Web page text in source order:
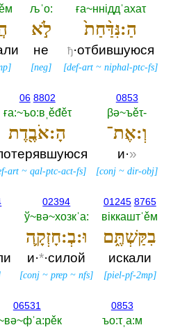
ға~ннiддˈахаτ
הַ:נִּדַּ֨חַת֙
ђ·отбившуюся
[def-art ~niphal-ptc-fs]
љˈо:‎
לֹ֣א
не
[neg]
]
0853
βә~ъěτ-‎
וְ:אֶת־
и·»
[conj ~dir-obj]
06 8802
ға:~ъо:вˌěđěτ
הָ:אֹבֶ֖דֶת
art~ qal-ptc-act-fs]
01245 8765
вiккаштˈěм
בִקַּשְׁתֶּ֑ם
искали
[piel-pf-2mp]
02394
ў~вә~хозкˈа:‎
וּ:בְ:חָזְקָ֛ה
и·*·силой
[conj ~prep ~nfs]
0853
ъо:τˌа:м
06531